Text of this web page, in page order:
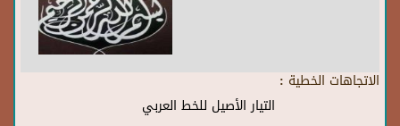
الاتجاهات الخطية :
التيار الأصيل للخط العربي